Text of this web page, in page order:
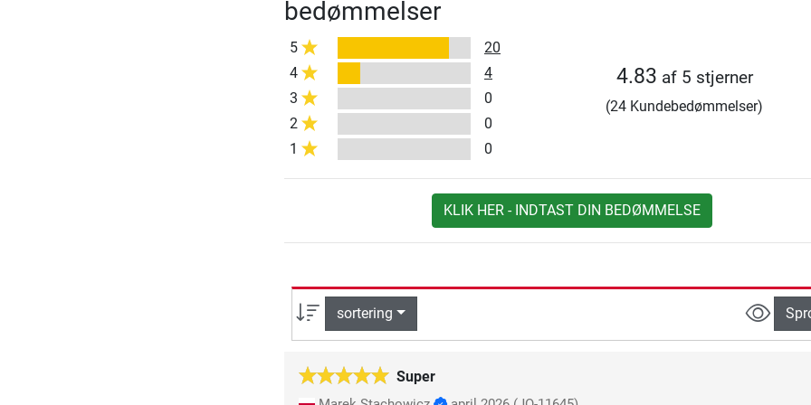
bedømmelser
5
20
4
4
3
0
2
0
1
0
4.83 af 5 stjerner
(24 Kundebedømmelser)
KLIK HER - INDTAST DIN BEDØMMELSE
sortering
Super